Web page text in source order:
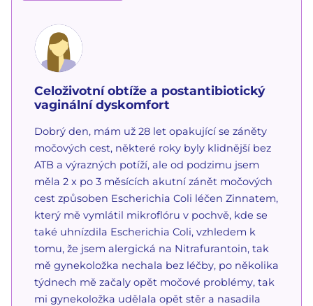
Celoživotní obtíže a postantibiotický
vaginální dyskomfort
Dobrý den, mám už 28 let opakující se záněty
močových cest, některé roky byly klidnější bez
ATB a výrazných potíží, ale od podzimu jsem
měla 2 x po 3 měsících akutní zánět močových
cest způsoben Escherichia Coli léčen Zinnatem,
který mě vymlátil mikroflóru v pochvě, kde se
také uhnízdila Escherichia Coli, vzhledem k
tomu, že jsem alergická na Nitrafurantoin, tak
mě gynekoložka nechala bez léčby, po několika
týdnech mě začaly opět močové problémy, tak
mi gynekoložka udělala opět stěr a nasadila